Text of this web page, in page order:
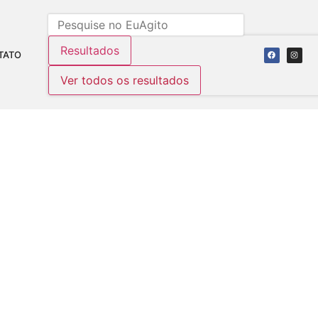
Resultados
Ver todos os resultados